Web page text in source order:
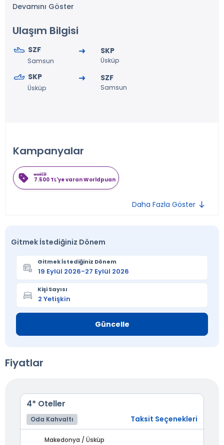
Devamını Göster
Ulaşım Bilgisi
SZF
Samsun
SKP
Üsküp
SKP
Üsküp
SZF
Samsun
Kampanyalar
7.500 TL'ye varan Worldpuan
Daha Fazla Göster
Gitmek İstediğiniz Dönem
Gitmek İstediğiniz Dönem
Kişi Sayısı
Güncelle
Fiyatlar
4* Oteller
Oda Kahvaltı Taksit Seçenekleri
Makedonya / Üsküp